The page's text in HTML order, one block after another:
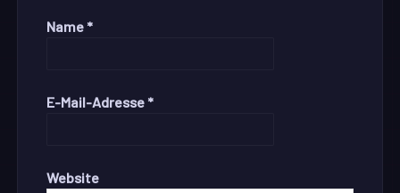
Name *
E-Mail-Adresse *
Website